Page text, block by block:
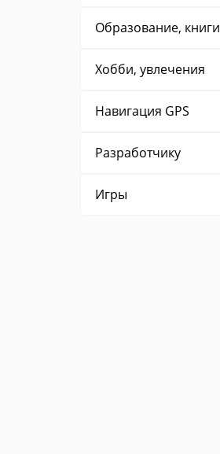
Образование, книги
Хобби, увлечения
Навигация GPS
Разработчику
Игры